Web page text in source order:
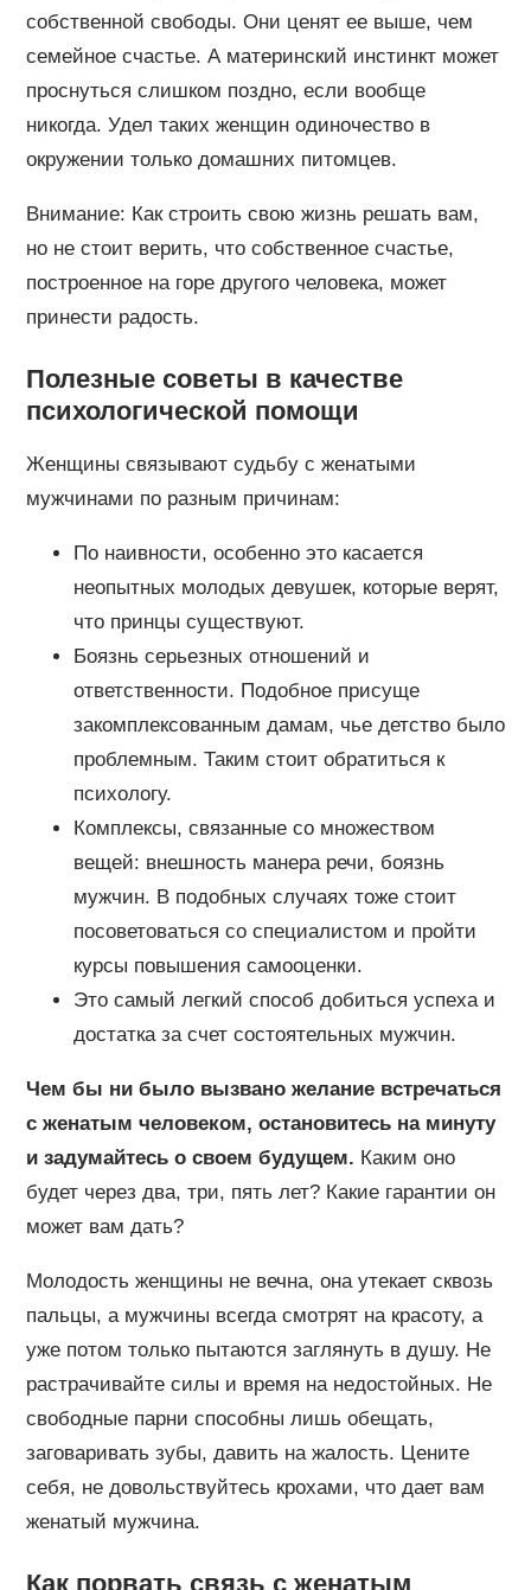
собственной свободы. Они ценят ее выше, чем
семейное счастье. А материнский инстинкт может
проснуться слишком поздно, если вообще
никогда. Удел таких женщин одиночество в
окружении только домашних питомцев.
Внимание: Как строить свою жизнь решать вам,
но не стоит верить, что собственное счастье,
построенное на горе другого человека, может
принести радость.
Полезные советы в качестве
психологической помощи
Женщины связывают судьбу с женатыми
мужчинами по разным причинам:
По наивности, особенно это касается
неопытных молодых девушек, которые верят,
что принцы существуют.
Боязнь серьезных отношений и
ответственности. Подобное присуще
закомплексованным дамам, чье детство было
проблемным. Таким стоит обратиться к
психологу.
Комплексы, связанные со множеством
вещей: внешность манера речи, боязнь
мужчин. В подобных случаях тоже стоит
посоветоваться со специалистом и пройти
курсы повышения самооценки.
Это самый легкий способ добиться успеха и
достатка за счет состоятельных мужчин.
Чем бы ни было вызвано желание встречаться
с женатым человеком, остановитесь на минуту
и задумайтесь о своем будущем. Каким оно
будет через два, три, пять лет? Какие гарантии он
может вам дать?
Молодость женщины не вечна, она утекает сквозь
пальцы, а мужчины всегда смотрят на красоту, а
уже потом только пытаются заглянуть в душу. Не
растрачивайте силы и время на недостойных. Не
свободные парни способны лишь обещать,
заговаривать зубы, давить на жалость. Цените
себя, не довольствуйтесь крохами, что дает вам
женатый мужчина.
Как порвать связь с женатым